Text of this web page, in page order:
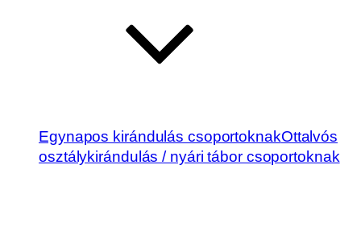
Egynapos kirándulás csoportoknakOttalvós
osztálykirándulás / nyári tábor csoportoknak